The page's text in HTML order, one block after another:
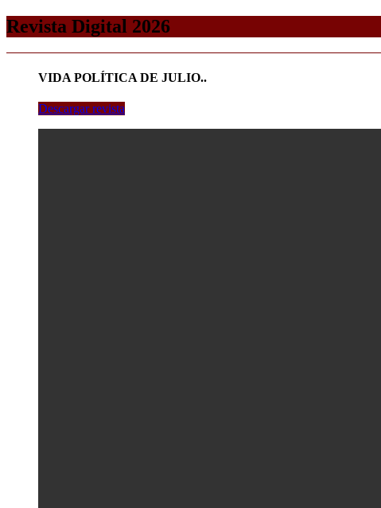
Revista Digital 2026
VIDA POLÍTICA DE JULIO..
Descargar revista